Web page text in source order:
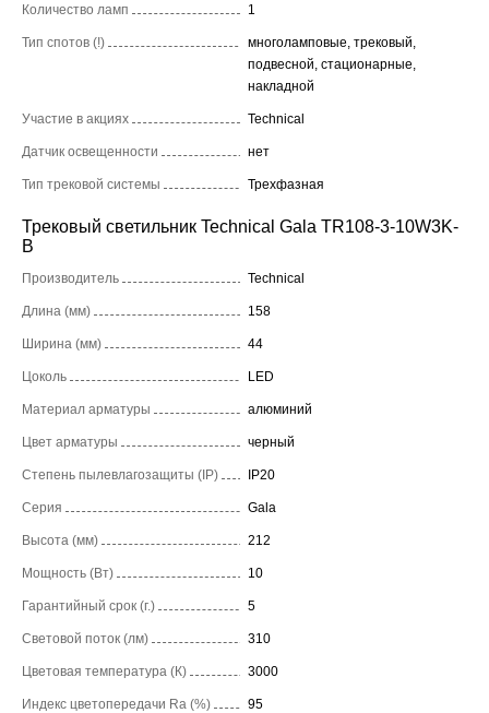
Количество ламп 1
Тип спотов (!)
многоламповые, трековый,
подвесной, стационарные,
накладной
Участие в акциях Technical
Датчик освещенности нет
Тип трековой системы Трехфазная
Трековый светильник Technical Gala TR108-3-10W3K-
B
Производитель Technical
Длина (мм) 158
Ширина (мм) 44
Цоколь LED
Материал арматуры алюминий
Цвет арматуры черный
Степень пылевлагозащиты (IP) IP20
Серия Gala
Высота (мм) 212
Мощность (Вт) 10
Гарантийный срок (г.) 5
Световой поток (лм) 310
Цветовая температура (К) 3000
Индекс цветопередачи Ra (%) 95